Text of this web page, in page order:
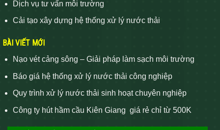
Dịch vụ tư vấn môi trường
Cải tạo xây dựng hệ thống xử lý nước thải
BÀI VIẾT MỚI
Nạo vét cảng sông – Giải pháp làm sạch môi trường
Báo giá hệ thống xử lý nước thải công nghiệp
Quy trình xử lý nước thải sinh hoạt chuyên nghiệp
Công ty hút hầm cầu Kiên Giang giá rẻ chỉ từ 500K